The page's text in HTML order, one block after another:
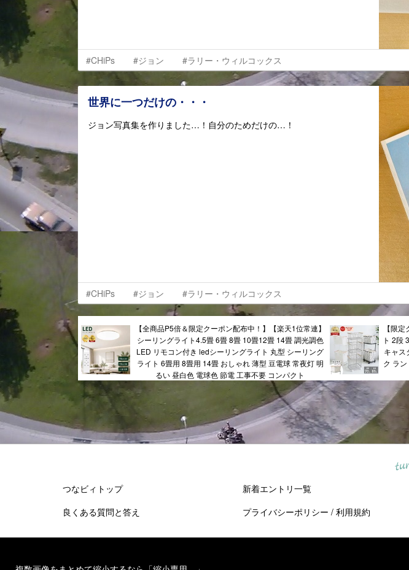
#CHiPs #ジョン #ラリー・ウィルコックス
世界に一つだけの・・・
ジョン写真集を作りました…！自分のためだけの…！
#CHiPs #ジョン #ラリー・ウィルコックス
【全商品P5倍＆限定クーポン配布中！】【楽天1位常連】
シーリングライト4.5畳 6畳 8畳 10畳12畳 14畳 調光調色
LED リモコン付き ledシーリングライト 丸型 シーリング
ライト 6畳用 8畳用 14畳 おしゃれ 薄型 豆電球 常夜灯 明
るい 昼白色 電球色 節電 工事不要 コンパクト
【限
ト 2段
キャス
ク ラ
つなビィトップ 新着エントリ一覧
良くある質問と答え
プライバシーポリシー / 利用規約